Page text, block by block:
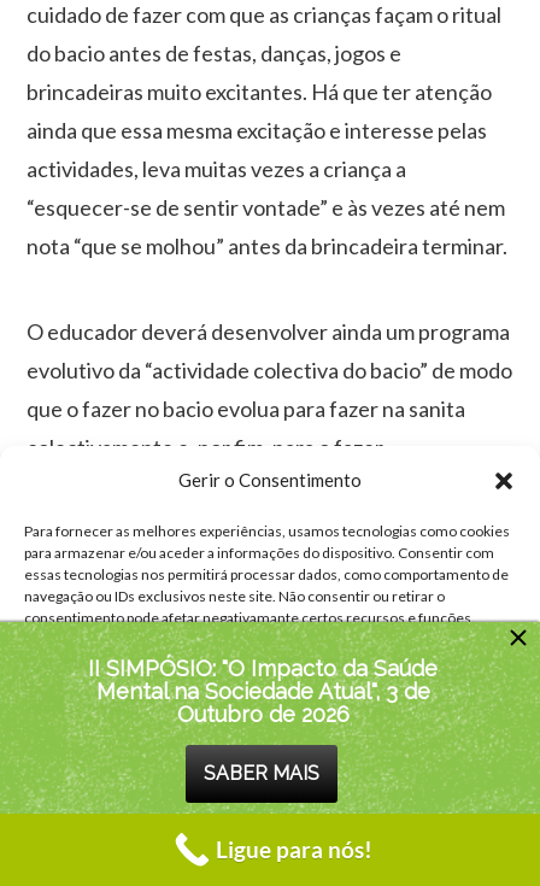
Gerir o Consentimento
Para fornecer as melhores experiências, usamos tecnologias como cookies
para armazenar e/ou aceder a informações do dispositivo. Consentir com
essas tecnologias nos permitirá processar dados, como comportamento de
navegação ou IDs exclusivos neste site. Não consentir ou retirar o
consentimento pode afetar negativamante certos recursos e funções.
Aceitar
Negar
Política PrivacidadeContactos
cuidado de fazer com que as crianças façam o ritual
do bacio antes de festas, danças, jogos e
brincadeiras muito excitantes. Há que ter atenção
ainda que essa mesma excitação e interesse pelas
actividades, leva muitas vezes a criança a
“esquecer-se de sentir vontade” e às vezes até nem
nota “que se molhou” antes da brincadeira terminar.
O educador deverá desenvolver ainda um programa
evolutivo da “actividade colectiva do bacio” de modo
que o fazer no bacio evolua para fazer na sanita
colectivamente e, por fim, para o fazer
isoladamente na sanita, fora de um contexto de
actividade ao pé de outros.
Na Escolaridade Básica
É raro aparecer enurese primária na escolaridade
básica, sendo mais frequentes os casos de enurese
secundária. Quer um caso, quer o outro requerem
uma intervenção imediata dos agentes educativos e
da ajuda profissional de um psicológico, pois são
fonte de diferentes traumas e originam situações
II SIMPÓSIO: "O Impacto da Saúde
Mental na Sociedade Atual", 3 de
Outubro de 2026
SABER MAIS
Ligue para nós!